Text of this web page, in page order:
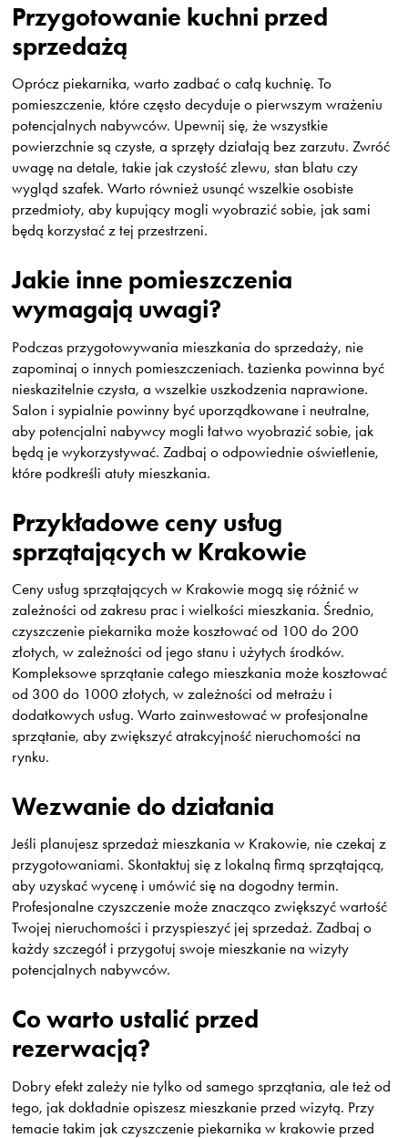
Przygotowanie kuchni przed
sprzedażą
Oprócz piekarnika, warto zadbać o całą kuchnię. To
pomieszczenie, które często decyduje o pierwszym wrażeniu
potencjalnych nabywców. Upewnij się, że wszystkie
powierzchnie są czyste, a sprzęty działają bez zarzutu. Zwróć
uwagę na detale, takie jak czystość zlewu, stan blatu czy
wygląd szafek. Warto również usunąć wszelkie osobiste
przedmioty, aby kupujący mogli wyobrazić sobie, jak sami
będą korzystać z tej przestrzeni.
Jakie inne pomieszczenia
wymagają uwagi?
Podczas przygotowywania mieszkania do sprzedaży, nie
zapominaj o innych pomieszczeniach. Łazienka powinna być
nieskazitelnie czysta, a wszelkie uszkodzenia naprawione.
Salon i sypialnie powinny być uporządkowane i neutralne,
aby potencjalni nabywcy mogli łatwo wyobrazić sobie, jak
będą je wykorzystywać. Zadbaj o odpowiednie oświetlenie,
które podkreśli atuty mieszkania.
Przykładowe ceny usług
sprzątających w Krakowie
Ceny usług sprzątających w Krakowie mogą się różnić w
zależności od zakresu prac i wielkości mieszkania. Średnio,
czyszczenie piekarnika może kosztować od 100 do 200
złotych, w zależności od jego stanu i użytych środków.
Kompleksowe sprzątanie całego mieszkania może kosztować
od 300 do 1000 złotych, w zależności od metrażu i
dodatkowych usług. Warto zainwestować w profesjonalne
sprzątanie, aby zwiększyć atrakcyjność nieruchomości na
rynku.
Wezwanie do działania
Jeśli planujesz sprzedaż mieszkania w Krakowie, nie czekaj z
przygotowaniami. Skontaktuj się z lokalną firmą sprzątającą,
aby uzyskać wycenę i umówić się na dogodny termin.
Profesjonalne czyszczenie może znacząco zwiększyć wartość
Twojej nieruchomości i przyspieszyć jej sprzedaż. Zadbaj o
każdy szczegół i przygotuj swoje mieszkanie na wizyty
potencjalnych nabywców.
Co warto ustalić przed
rezerwacją?
Dobry efekt zależy nie tylko od samego sprzątania, ale też od
tego, jak dokładnie opiszesz mieszkanie przed wizytą. Przy
temacie takim jak czyszczenie piekarnika w krakowie przed